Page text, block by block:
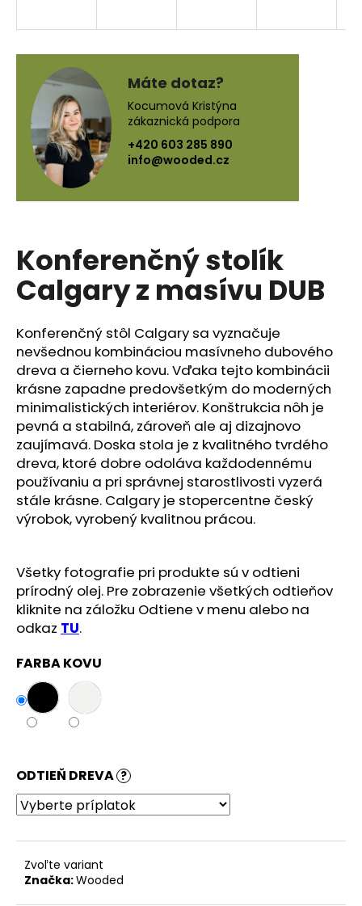
Konferenčný stolík
Calgary z masívu DUB
Konferenčný stôl Calgary sa vyznačuje
nevšednou kombináciou masívneho dubového
dreva a čierneho kovu. Vďaka tejto kombinácii
krásne zapadne predovšetkým do moderných
minimalistických interiérov. Konštrukcia nôh je
pevná a stabilná, zároveň ale aj dizajnovo
zaujímavá. Doska stola je z kvalitného tvrdého
dreva, ktoré dobre odoláva každodennému
používaniu a pri správnej starostlivosti vyzerá
stále krásne. Calgary je stopercentne český
výrobok, vyrobený kvalitnou prácou.
Všetky fotografie pri produkte sú v odtieni
prírodný olej. Pre zobrazenie všetkých odtieňov
kliknite na záložku Odtiene v menu alebo na
odkaz TU.
FARBA KOVU
ODTIEŇ DREVA ?
Zvoľte variant
Značka:Wooded
Máte dotaz?
Kocumová Kristýna
zákaznická podpora
+420 603 285 890
info@wooded.cz
s
O
d
p
r
ú
č
a
m
e